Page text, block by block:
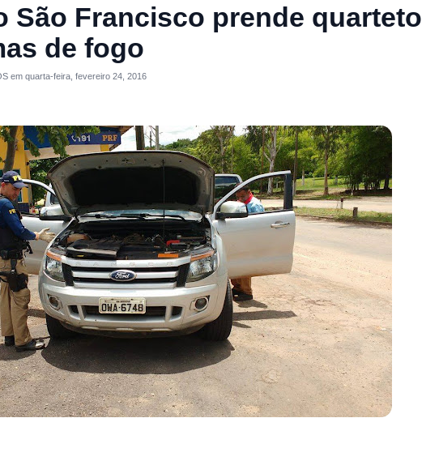
São Francisco prende quarteto
de fogo
em quarta-feira, fevereiro 24, 2016